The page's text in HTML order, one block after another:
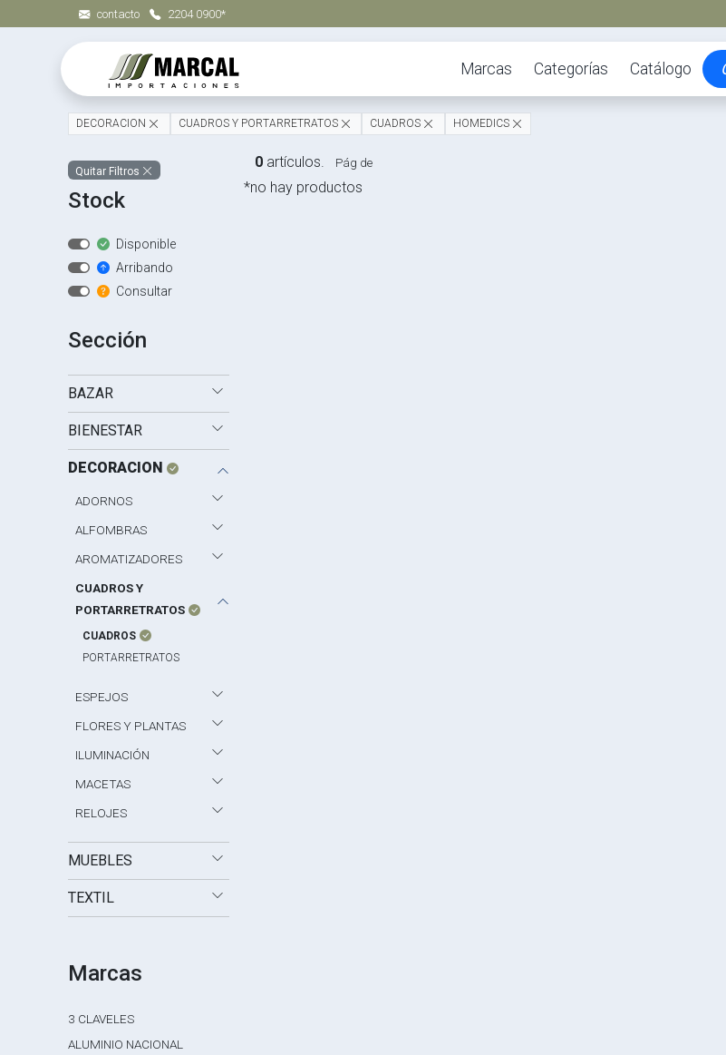
contacto 2204 0900*
Marcas Categorías Catálogo
DECORACION CUADROS Y PORTARRETRATOS CUADROS HOMEDICS
Quitar Filtros
Stock
Disponible
Arribando
Consultar
Sección
BAZAR
BIENESTAR
DECORACION
ADORNOS
ALFOMBRAS
AROMATIZADORES
CUADROS Y
PORTARRETRATOS
CUADROS
PORTARRETRATOS
ESPEJOS
FLORES Y PLANTAS
ILUMINACIÓN
MACETAS
RELOJES
MUEBLES
TEXTIL
Marcas
3 CLAVELES
ALUMINIO NACIONAL
*no hay productos
0artículos. Pág de